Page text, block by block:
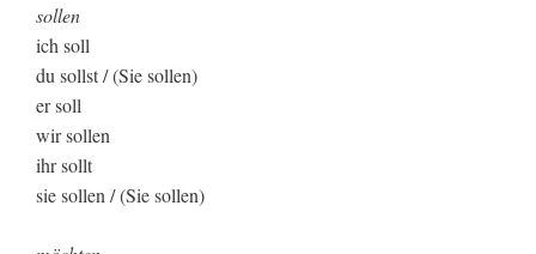
sollen
ich soll
du sollst / (Sie sollen)
er soll
wir sollen
ihr sollt
sie sollen / (Sie sollen)